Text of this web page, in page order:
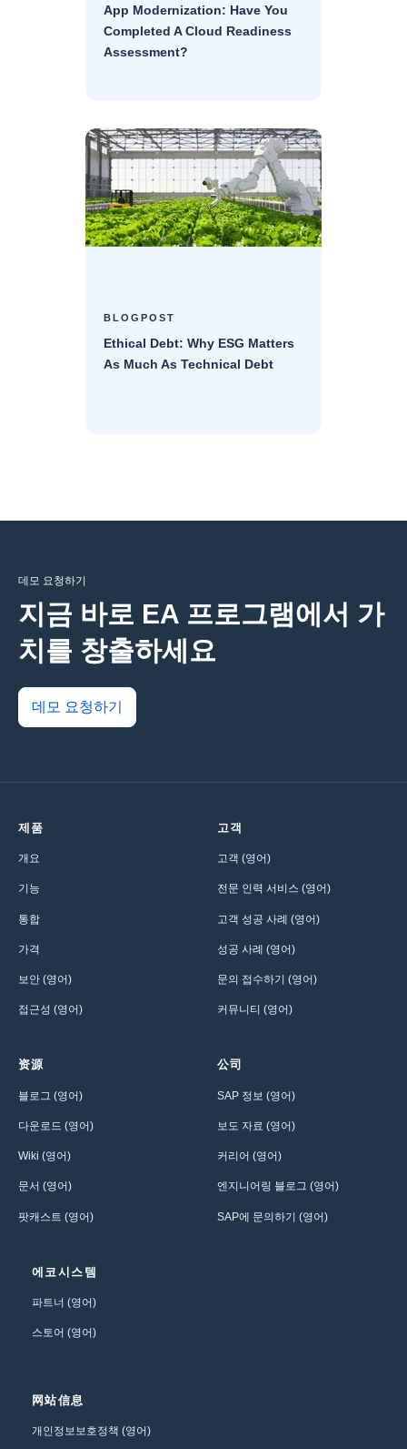
App Modernization: Have You
Completed A Cloud Readiness
Assessment?
BLOGPOST
Ethical Debt: Why ESG Matters
As Much As Technical Debt
데모 요청하기
지금 바로 EA 프로그램에서 가
치를 창출하세요
데모 요청하기
제품
개요
기능
통합
가격
보안 (영어)
접근성 (영어)
고객
고객 (영어)
전문 인력 서비스 (영어)
고객 성공 사례 (영어)
성공 사례 (영어)
문의 접수하기 (영어)
커뮤니티 (영어)
资源
블로그 (영어)
다운로드 (영어)
Wiki (영어)
문서 (영어)
팟캐스트 (영어)
公司
SAP 정보 (영어)
보도 자료 (영어)
커리어 (영어)
엔지니어링 블로그 (영어)
SAP에 문의하기 (영어)
에코시스템
파트너 (영어)
스토어 (영어)
网站信息
개인정보보호정책 (영어)